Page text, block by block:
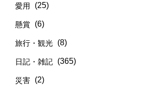
愛用 (25)
懸賞 (6)
旅行・観光 (8)
日記・雑記 (365)
災害 (2)